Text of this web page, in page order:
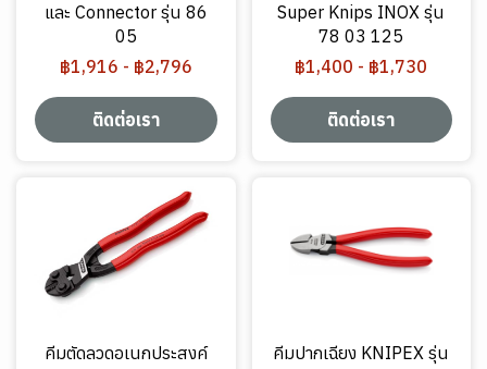
และ Connector รุ่น 86
05
฿1,916 - ฿2,796
ติดต่อเรา
Super Knips INOX รุ่น
78 03 125
฿1,400 - ฿1,730
ติดต่อเรา
คีมตัดลวดอเนกประสงค์
คีมปากเฉียง KNIPEX รุ่น